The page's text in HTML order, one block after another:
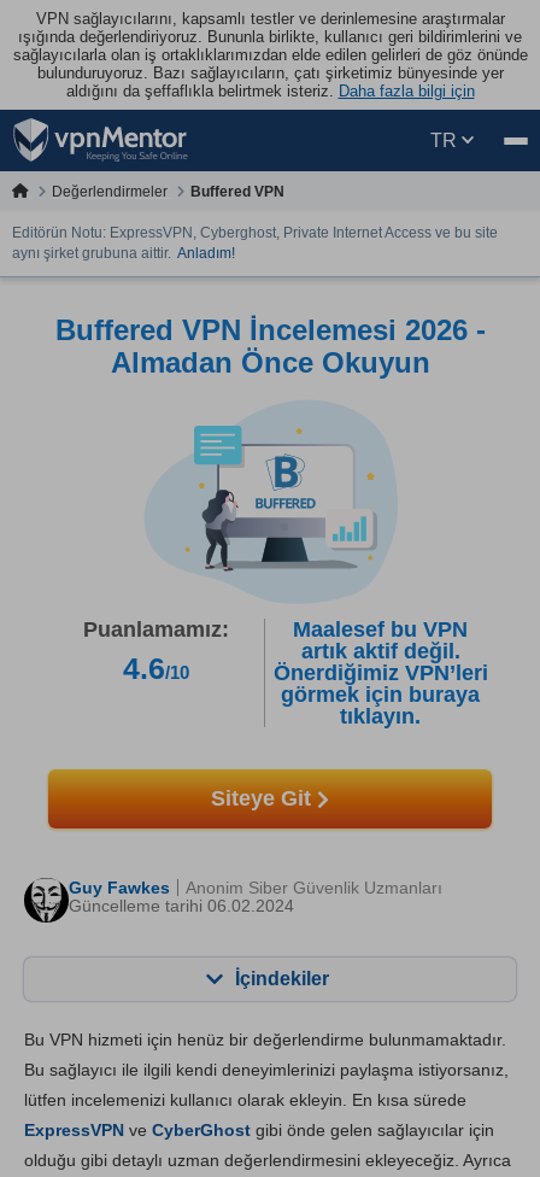
VPN sağlayıcılarını, kapsamlı testler ve derinlemesine araştırmalar
ışığında değerlendiriyoruz. Bununla birlikte, kullanıcı geri bildirimlerini ve
sağlayıcılarla olan iş ortaklıklarımızdan elde edilen gelirleri de göz önünde
bulunduruyoruz. Bazı sağlayıcıların, çatı şirketimiz bünyesinde yer
aldığını da şeffaflıkla belirtmek isteriz. Daha fazla bilgi için
TR
Değerlendirmeler Buffered VPN
Editörün Notu: ExpressVPN, Cyberghost, Private Internet Access ve bu site
aynı şirket grubuna aittir. Anladım!
Buffered VPN İncelemesi 2026 -
Almadan Önce Okuyun
Puanlamamız:
4.6/10
Maalesef bu VPN
artık aktif değil.
Önerdiğimiz VPN’leri
görmek için buraya
tıklayın.
Siteye Git
Guy Fawkes
Güncelleme tarihi 06.02.2024
Anonim Siber Güvenlik Uzmanları
İçindekiler
Önemli Özellikler 8.6
Kurulum ve Uygulamalar 8.8
Bu VPN hizmeti için henüz bir değerlendirme bulunmamaktadır.
Bu sağlayıcı ile ilgili kendi deneyimlerinizi paylaşma istiyorsanız,
lütfen incelemenizi kullanıcı olarak ekleyin. En kısa sürede
ExpressVPN ve CyberGhost gibi önde gelen sağlayıcılar için
olduğu gibi detaylı uzman değerlendirmesini ekleyeceğiz. Ayrıca